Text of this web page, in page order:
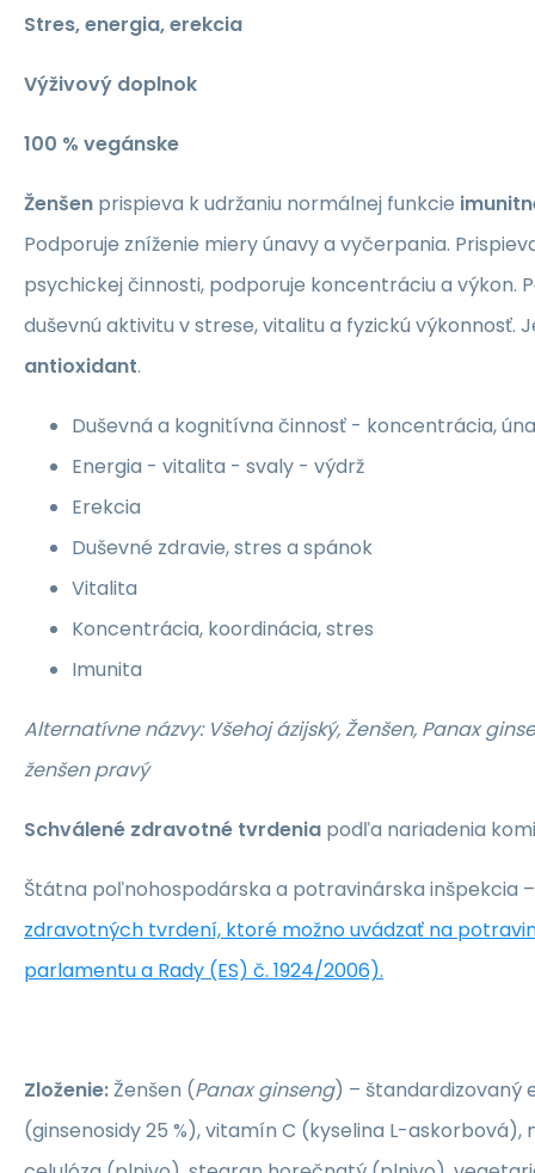
Stres, energia, erekcia
Výživový doplnok
100 % vegánske
Ženšen prispieva k udržaniu normálnej funkcie
Podporuje zníženie miery únavy a vyčerpania.
psychickej činnosti, podporuje koncentráciu a výkon.
duševnú aktivitu v strese, vitalitu a fyzickú výkonnosť.
antioxidant.
Duševná a kognitívna činnosť - koncentrácia,
Energia - vitalita - svaly - výdrž
Erekcia
Duševné zdravie, stres a spánok
Vitalita
Koncentrácia, koordinácia, stres
Imunita
Alternatívne názvy: Všehoj ázijský, Ženšen, Panax
ženšen pravý
Schválené zdravotné tvrdenia podľa nariadenia
Štátna poľnohospodárska a potravinárska inšpekcia
zdravotných tvrdení, ktoré možno uvádzať na
parlamentu a Rady (ES) č. 1924/2006).
Zloženie:Ženšen (Panax ginseng) – štandardizovaný
(ginsenosidy 25 %), vitamín C (kyselina L-